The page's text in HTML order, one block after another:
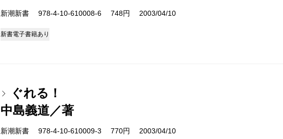
新潮新書 978-4-10-610008-6 748円 2003/04/10
新書電子書籍あり
ぐれる！
中島義道／著
新潮新書 978-4-10-610009-3 770円 2003/04/10